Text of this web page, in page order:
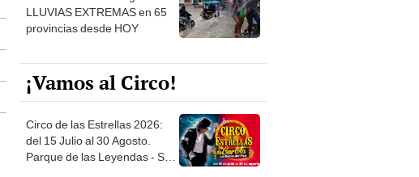
LLUVIAS EXTREMAS en 65
provincias desde HOY
¡Vamos al Circo!
Circo de las Estrellas 2026:
del 15 Julio al 30 Agosto.
Parque de las Leyendas - San